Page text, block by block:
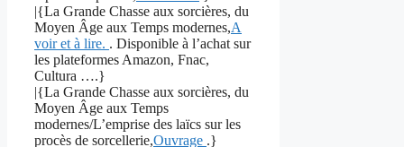
|{La Grande Chasse aux sorcières, du
Moyen Âge aux Temps modernes,A
voir et à lire. . Disponible à l’achat sur
les plateformes Amazon, Fnac,
Cultura ….}
|{La Grande Chasse aux sorcières, du
Moyen Âge aux Temps
modernes/L’emprise des laïcs sur les
procès de sorcellerie,Ouvrage .}